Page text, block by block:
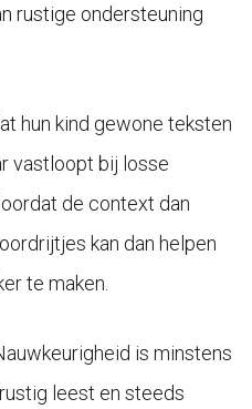
rustige ondersteuning
hun kind gewone teksten
vastloopt bij losse
de context dan
kan dan helpen
te maken.
is minstens
leest en steeds